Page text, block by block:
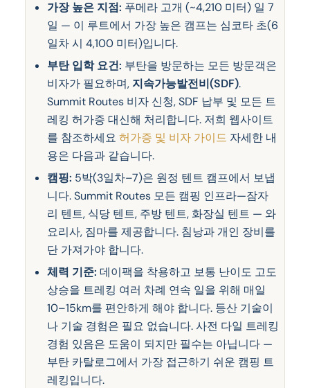
가장 높은 지점: 푸메라 고개 (~4,210 미터) 일 7
일 — 이 루트에서 가장 높은 캠프는 심코타 초(6
일차 시 4,100 미터)입니다.
부탄 입학 요건: 부탄을 방문하는 모든 방문객은
비자가 필요하며, 지속가능발전비(SDF).
Summit Routes 비자 신청, SDF 납부 및 모든 트
레킹 허가증 대신해 처리합니다. 저희 웹사이트
를 참조하세요 허가증 및 비자 가이드 자세한 내
용은 다음과 같습니다.
캠핑: 5박(3일차–7)은 원정 텐트 캠프에서 보냅
니다. Summit Routes 모든 캠핑 인프라—잠자
리 텐트, 식당 텐트, 주방 텐트, 화장실 텐트 — 와
요리사, 짐마를 제공합니다. 침낭과 개인 장비를
단 가져가야 합니다.
체력 기준: 데이팩을 착용하고 보통 난이도 고도
상승을 트레킹 여러 차례 연속 일을 위해 매일
10–15km를 편안하게 해야 합니다. 등산 기술이
나 기술 경험은 필요 없습니다. 사전 다일 트레킹
경험 있음은 도움이 되지만 필수는 아닙니다 —
부탄 카탈로그에서 가장 접근하기 쉬운 캠핑 트
레킹입니다.